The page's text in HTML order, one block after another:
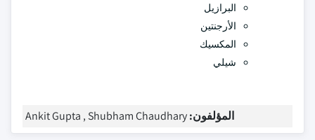
البرازيل
الأرجنتين
المكسيك
شيلي
المؤلفون:Ankit Gupta , Shubham Chaudhary